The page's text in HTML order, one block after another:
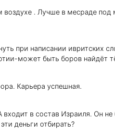
воздухе . Лучше в месраде
при написании ивритских
может быть боров найдёт
Карьера успешная.
в состав Израиля. Он
деньги отбирать?